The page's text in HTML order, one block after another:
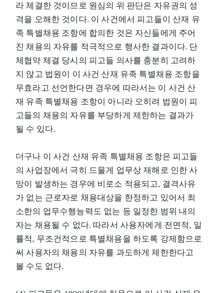
라 체결한 것이므로 원심의 위 판단은 자유권의 성
격을 오해한 것이다. 이 사건에서 피고들이 산재 유
족 특별채용 조항에 합의한 것은 자신들에게 주어
진 채용의 자유를 적극적으로 행사한 결과이다. 단
체협약 체결 당시의 피고들 의사를 충분히 고려하
지 않고 법원이 이 사건 산재 유족 특별채용 조항을
무효라고 선언한다면 경우에 따라서는 이 사건 산
재 유족 특별채용 조항이 아니라 오히려 법원이 피
고들의 채용의 자유를 부당하게 제한하는 결과가
될 수 있다.
더구나 이 사건 산재 유족 특별채용 조항은 피고들
의 사업장에서 극히 드물게 업무상 재해로 인한 사
망이 발생하는 경우에 비로소 적용되고, 결격사유
가 없는 근로자로 채용대상을 한정하고 있어서 최
소한의 업무수행능력도 없는 등 일정한 범위 내의
자는 채용될 수 없다. 따라서 사용자에게 전면적, 일
률적, 무조건적으로 특별채용을 하도록 강제함으로
써 사용자의 채용의 자유를 과도하게 제한한다고
볼 수도 없다.